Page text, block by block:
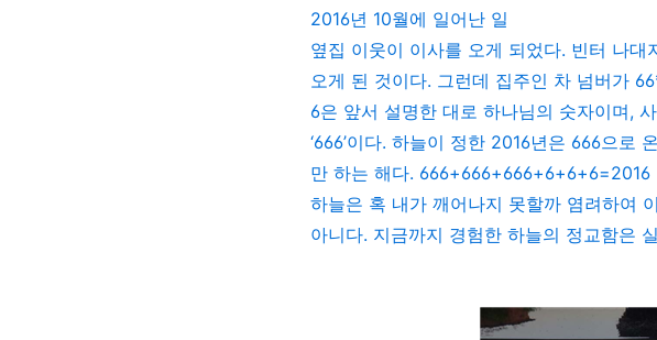
2016년 10월에 일어난 일
옆집 이웃이 이사를 오게 되었다. 빈터 나대
오게 된 것이다. 그런데 집주인 차 넘버가
6은 앞서 설명한 대로 하나님의 숫자이며,
‘666’이다. 하늘이 정한 2016년은 666으로
만 하는 해다. 666+666+666+6+6+6=2016
하늘은 혹 내가 깨어나지 못할까 염려하여
아니다. 지금까지 경험한 하늘의 정교함은